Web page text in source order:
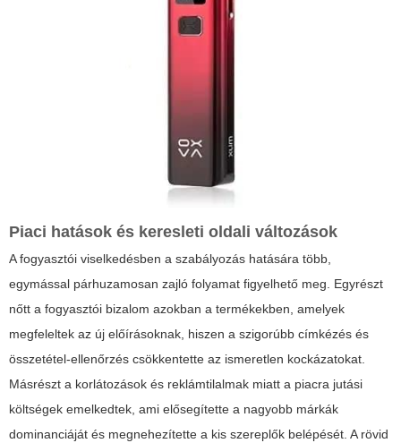
Piaci hatások és keresleti oldali változások
A fogyasztói viselkedésben a szabályozás hatására több,
egymással párhuzamosan zajló folyamat figyelhető meg. Egyrészt
nőtt a fogyasztói bizalom azokban a termékekben, amelyek
megfeleltek az új előírásoknak, hiszen a szigorúbb címkézés és
összetétel-ellenőrzés csökkentette az ismeretlen kockázatokat.
Másrészt a korlátozások és reklámtilalmak miatt a piacra jutási
költségek emelkedtek, ami elősegítette a nagyobb márkák
dominanciáját és megnehezítette a kis szereplők belépését. A rövid